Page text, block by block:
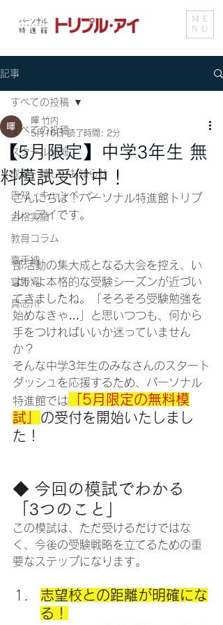
ME
NU
記事
すべての投稿
スクール情報
成果・嬉しいお知らせ
告知・キャンペーン
合格実績
教育コラム
嘉手納
宜野湾
具志川
すべての投稿
【5月限定】中学3年生 無
料模試受付中！
暉 竹内
5月16日 読了時間: 2分
こんにちは！パーソナル特進館トリプ
ル・アイです。
部活動の集大成となる大会を控え、い
よいよ本格的な受験シーズンが近づい
てきましたね。「そろそろ受験勉強を
始めなきゃ…」と思いつつも、何から
手をつければいいか迷っていません
か？
そんな中学3年生のみなさんのスタート
ダッシュを応援するため、パーソナル
特進館では
「5月限定の無料模
試」 の受付を開始いたしまし
た！
◆ 今回の模試でわかる
「3つのこと」
この模試は、ただ受けるだけではな
く、今後の受験戦略を立てるための重
要なステップになります。
志望校との距離が明確にな
る！